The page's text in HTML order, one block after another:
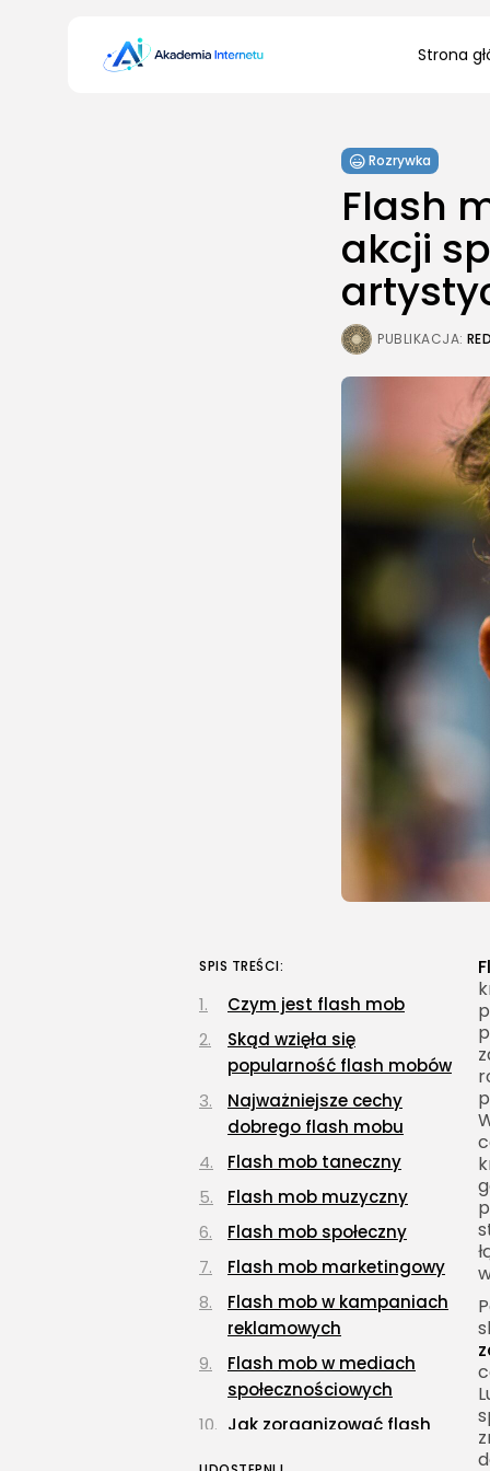
Strona
Search
for:
Rozrywka
Flash
akcji
PUBLIKACJA:
SPIS TREŚCI:
Czym jest flash mob
Skąd wzięła się
popularność flash mobów
Najważniejsze cechy
dobrego flash mobu
Flash mob taneczny
Flash mob muzyczny
Flash mob społeczny
Flash mob marketingowy
Flash mob w kampaniach
reklamowych
Flash mob w mediach
społecznościowych
Jak zorganizować flash